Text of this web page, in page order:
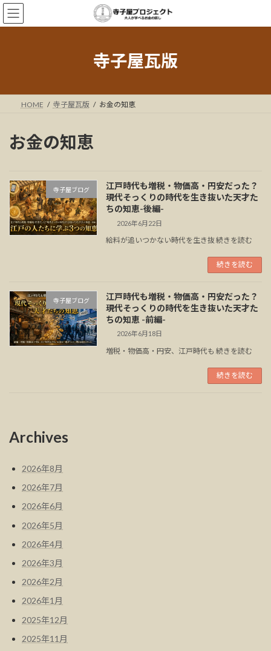
コ
ン
テ
ナ
ビ
ゲ
寺子屋瓦版
HOME 寺子屋瓦版 お金の知恵
お金の知恵
寺子屋ブログ
江戸時代も増税・物価高・円安だった？
現代そっくりの時代を生き抜いた天才た
ちの知恵-後編-
2026年6月22日
給料が追いつかない時代を生き抜 続きを読む
続きを読む
寺子屋ブログ
江戸時代も増税・物価高・円安だった？
現代そっくりの時代を生き抜いた天才た
ちの知恵 -前編-
2026年6月18日
増税・物価高・円安、江戸時代も 続きを読む
続きを読む
Archives
2026年8月
2026年7月
2026年6月
2026年5月
2026年4月
2026年3月
2026年2月
2026年1月
2025年12月
2025年11月